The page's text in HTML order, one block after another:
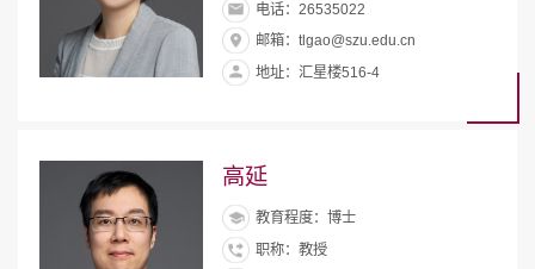
电话：26535022
邮箱：tlgao@szu.edu.cn
地址：汇星楼516-4
高延
教育程度：博士
职称：教授